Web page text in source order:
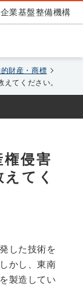
業基盤整備機構
財産・商標
てください。
侵害
てく
した技術を
かし、東南
製造してい